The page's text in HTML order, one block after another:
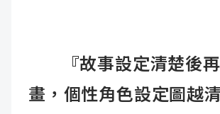
『故事設定清楚後再
畫，個性角色設定圖越